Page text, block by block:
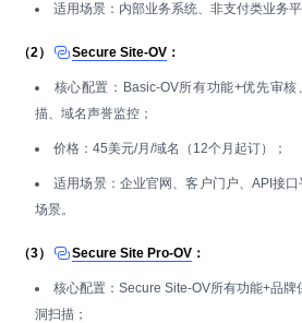
适用场景：内部业务系统、非支付类业务
（2） Secure Site-OV ：
核心配置：Basic-OV所有功能+优先审
描、域名声誉监控；
价格：45美元/月/域名（12个月起订）；
适用场景：企业官网、客户门户、API接
场景。
（3） Secure Site Pro-OV ：
核心配置：Secure Site-OV所有功能+品
洞扫描；